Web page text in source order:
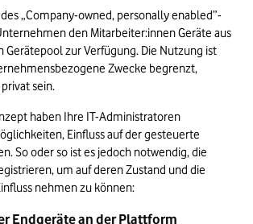
„Company-owned, personally enabled”-
den Mitarbeiter:innen Geräte aus
Gerätepool zur Verfügung. Die Nutzung ist
Zwecke begrenzt,
sein.
haben Ihre IT-Administratoren
Einfluss auf der gesteuerte
So oder so ist es jedoch notwendig, die
um auf deren Zustand und die
nehmen zu können:
Endgeräte an der Plattform